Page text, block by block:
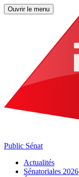
Ouvrir le menu
Public Sénat
Actualités
Sénatoriales 2026